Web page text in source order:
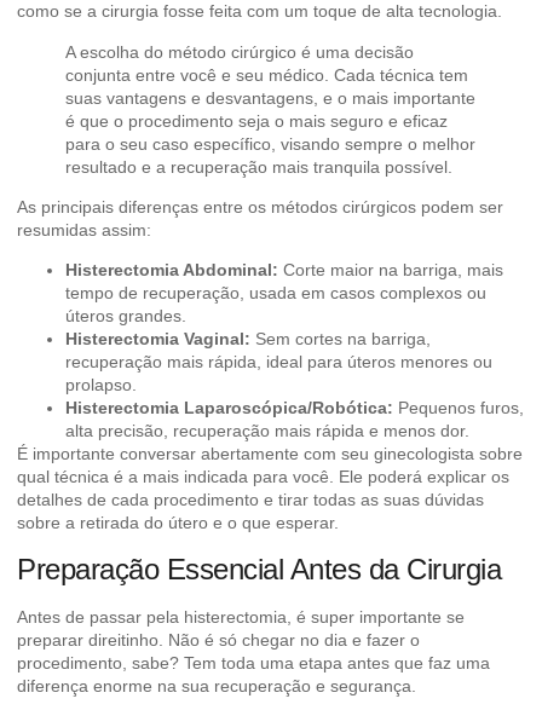
como se a cirurgia fosse feita com um toque de alta tecnologia.
A escolha do método cirúrgico é uma decisão
conjunta entre você e seu médico. Cada técnica tem
suas vantagens e desvantagens, e o mais importante
é que o procedimento seja o mais seguro e eficaz
para o seu caso específico, visando sempre o melhor
resultado e a recuperação mais tranquila possível.
As principais diferenças entre os métodos cirúrgicos podem ser
resumidas assim:
Histerectomia Abdominal: Corte maior na barriga, mais
tempo de recuperação, usada em casos complexos ou
úteros grandes.
Histerectomia Vaginal: Sem cortes na barriga,
recuperação mais rápida, ideal para úteros menores ou
prolapso.
Histerectomia Laparoscópica/Robótica: Pequenos furos,
alta precisão, recuperação mais rápida e menos dor.
É importante conversar abertamente com seu ginecologista sobre
qual técnica é a mais indicada para você. Ele poderá explicar os
detalhes de cada procedimento e tirar todas as suas dúvidas
sobre a retirada do útero e o que esperar.
Preparação Essencial Antes da Cirurgia
Antes de passar pela histerectomia, é super importante se
preparar direitinho. Não é só chegar no dia e fazer o
procedimento, sabe? Tem toda uma etapa antes que faz uma
diferença enorme na sua recuperação e segurança.